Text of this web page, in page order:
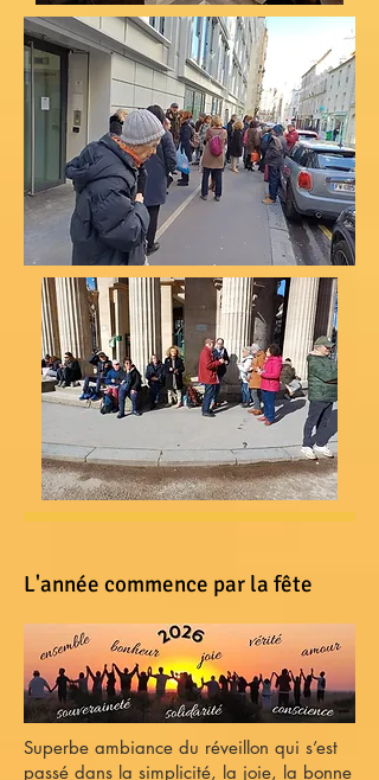
L'année commence par la fête
Superbe ambiance du réveillon qui s’est
passé dans la simplicité, la joie, la bonne